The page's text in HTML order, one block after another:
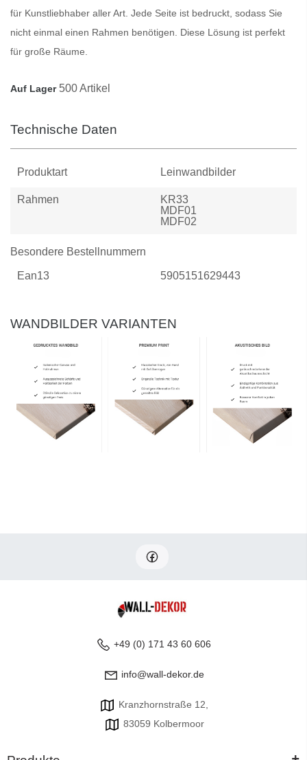
für Kunstliebhaber aller Art. Jede Seite ist bedruckt, sodass Sie
nicht einmal einen Rahmen benötigen. Diese Lösung ist perfekt
für große Räume.
Auf Lager 500 Artikel
Technische Daten
Produktart Leinwandbilder
Rahmen
KR33
MDF01
MDF02
Besondere Bestellnummern
Ean13 5905151629443
WANDBILDER VARIANTEN
+49 (0) 171 43 60 606
info@wall-dekor.de
Kranzhornstraße 12,
83059 Kolbermoor